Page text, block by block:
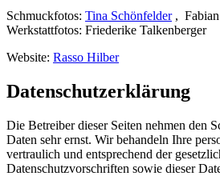
Schmuckfotos: Tina Schönfelder, Fabian
Werkstattfotos: Friederike Talkenberger
Website: Rasso Hilber
Datenschutzerklärung
Die Betreiber dieser Seiten nehmen den
Daten sehr ernst. Wir behandeln Ihre
vertraulich und entsprechend der
Datenschutzvorschriften sowie dieser